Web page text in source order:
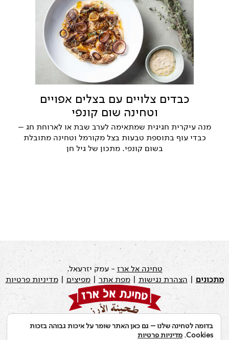
כבדים צלויים עם בצלים אפויים
וטחינה שום קונפי
מנה עיקרית חגיגית שמתאימה לערב שבת או לארוחת חג –
כבדי עוף בתוספת טבעות בצל מקורמל וטחינה מתובלת
בשום קונפי. מתכון של גיל חן
טחינה אל ארז- עמק יזרעאל.
מתכונים | הצהרת נגישות |מפת אתר |מפיצים |מדיניות פרטיות
עודכן לאחרונה ב: 19.07.2026
בדומה לטחינה שלנו – גם כאן האתר שומר על איכות גבוהה בזכות
Cookies. מדיניות פרטיות